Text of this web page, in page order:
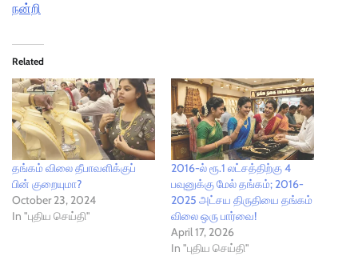
நன்றி
Related
தங்கம் விலை தீபாவளிக்குப்
பின் குறையுமா?
October 23, 2024
In "புதிய செய்தி"
2016-ல் ரூ.1 லட்சத்திற்கு 4
பவுனுக்கு மேல் தங்கம்; 2016-
2025 அட்சய திருதியை தங்கம்
விலை ஒரு பார்வை!
April 17, 2026
In "புதிய செய்தி"